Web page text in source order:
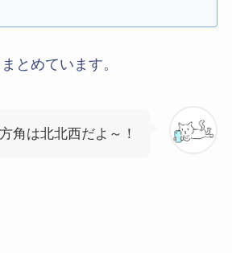
とめています。
角は北北西だよ～！